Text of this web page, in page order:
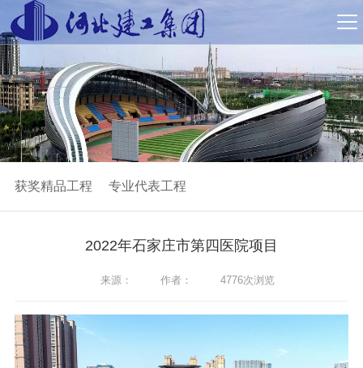
获奖精品工程 专业代表工程
2022年石家庄市第四医院项目
来源： 作者： 4776次浏览